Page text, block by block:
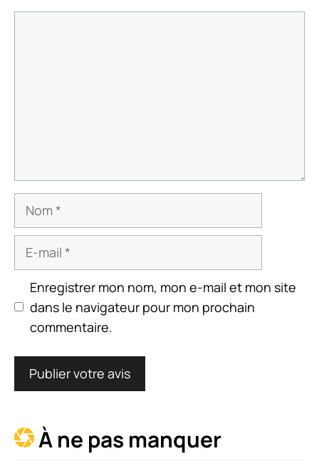
Nom
Enregistrer mon nom, mon e-mail et mon site
dans le navigateur pour mon prochain
commentaire.
À ne pas manquer